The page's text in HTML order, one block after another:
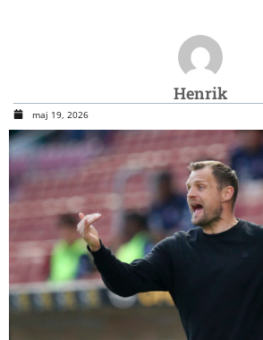
Henrik
maj 19, 2026